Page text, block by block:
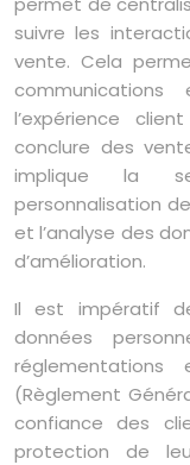
suivre les
vente. Cela
l’expérience
conclure des
implique la
personnalisation
et l’analyse des
d’amélioration.
Il est impératif
données
(Règlement
confiance des
protection de